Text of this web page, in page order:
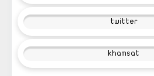
twitter
khamsat